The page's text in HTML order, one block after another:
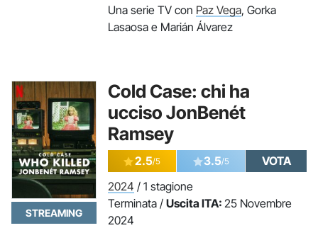
Una serie TV con Paz Vega, Gorka
Lasaosa e Marián Álvarez
Cold Case: chi ha
ucciso JonBenét
Ramsey
STREAMING
2.5/5 3.5/5
VOTA
2024 / 1 stagione
Terminata / Uscita ITA: 25 Novembre
2024